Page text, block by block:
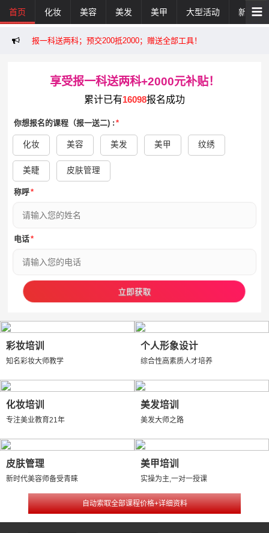
首页 化妆 美容 美发 美甲 大型活动 新闻活
报一科送两科；预交200抵2000；赠送全部工具！
享受报一科送两科+2000元补贴！
累计已有16098报名成功
你想报名的课程（报一送二) : *
化妆 美容 美发 美甲 纹绣
美睫 皮肤管理
称呼*
电话*
彩妆培训
知名彩妆大师教学
个人形象设计
综合性高素质人才培养
化妆培训
专注美业教育21年
美发培训
美发大师之路
皮肤管理
新时代美容师备受青睐
美甲培训
实操为主,一对一授课
自动索取全部课程价格+详细资料